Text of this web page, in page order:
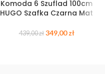
Komoda 6 Szuflad 100cm
HUGO Szafka Czarna Mat
439,00zł 349,00zł